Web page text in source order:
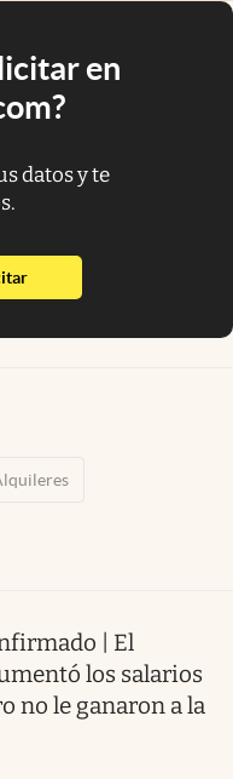
en
datos y te
abre en nueva pestaña
| El
los salarios
no le ganaron a la